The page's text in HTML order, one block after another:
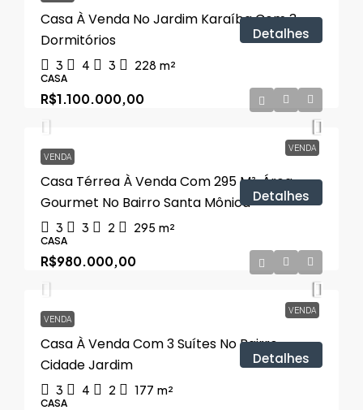
Casa À Venda No Jardim Karaíba Com 3
Dormitórios
3 4 3 228 m²
CASA
Detalhes
VENDA
R$1.100.000,00
VENDA
Casa Térrea À Venda Com 295 M², Área
Gourmet No Bairro Santa Mônica
3 3 2 295 m²
CASA
Detalhes
VENDA
R$980.000,00
VENDA
Casa À Venda Com 3 Suítes No Bairro
Cidade Jardim
3 4 2 177 m²
CASA
Detalhes